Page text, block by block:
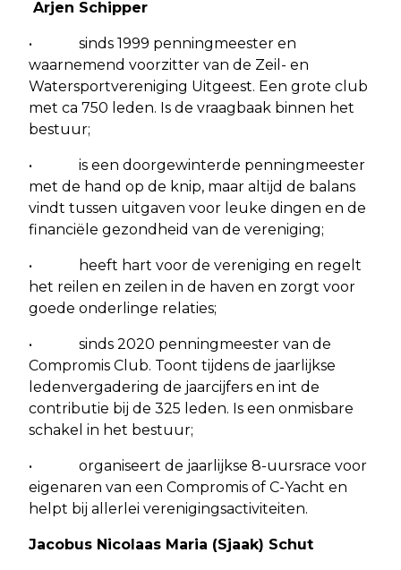
Arjen Schipper
• sinds 1999 penningmeester en
waarnemend voorzitter van de Zeil- en
Watersportvereniging Uitgeest. Een grote club
met ca 750 leden. Is de vraagbaak binnen het
bestuur;
• is een doorgewinterde penningmeester
met de hand op de knip, maar altijd de balans
vindt tussen uitgaven voor leuke dingen en de
financiële gezondheid van de vereniging;
• heeft hart voor de vereniging en regelt
het reilen en zeilen in de haven en zorgt voor
goede onderlinge relaties;
• sinds 2020 penningmeester van de
Compromis Club. Toont tijdens de jaarlijkse
ledenvergadering de jaarcijfers en int de
contributie bij de 325 leden. Is een onmisbare
schakel in het bestuur;
• organiseert de jaarlijkse 8-uursrace voor
eigenaren van een Compromis of C-Yacht en
helpt bij allerlei verenigingsactiviteiten.
Jacobus Nicolaas Maria (Sjaak) Schut